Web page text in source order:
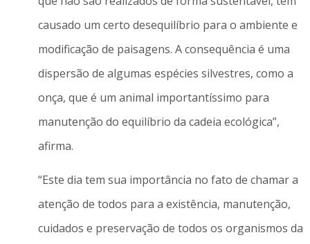
causado um certo desequilíbrio para o ambiente e
modificação de paisagens. A consequência é uma
dispersão de algumas espécies silvestres, como a
onça, que é um animal importantíssimo para
manutenção do equilíbrio da cadeia ecológica”,
afirma.
“Este dia tem sua importância no fato de chamar a
atenção de todos para a existência, manutenção,
cuidados e preservação de todos os organismos da